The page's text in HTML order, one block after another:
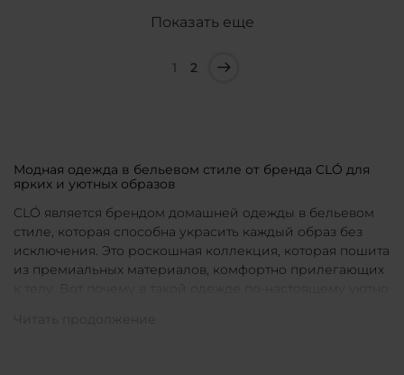
Показать еще
1 2
Модная одежда в бельевом стиле от бренда CLÓ для
ярких и уютных образов
CLÓ является брендом домашней одежды в бельевом
стиле, которая способна украсить каждый образ без
исключения. Это роскошная коллекция, которая пошита
из премиальных материалов, комфортно прилегающих
к телу. Вот почему в такой одежде по-настоящему уютно